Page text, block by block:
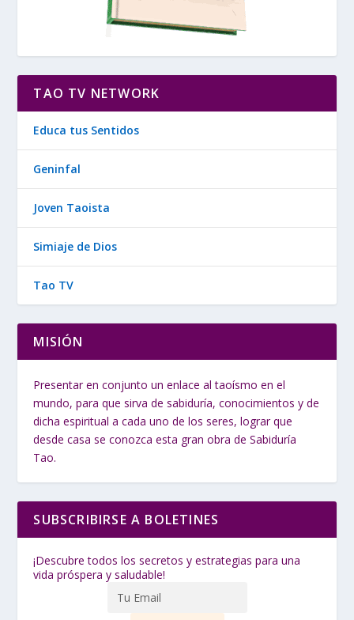
TAO TV NETWORK
Educa tus Sentidos
Geninfal
Joven Taoista
Simiaje de Dios
Tao TV
MISIÓN
Presentar en conjunto un enlace al taoísmo en el
mundo, para que sirva de sabiduría, conocimientos y de
dicha espiritual a cada uno de los seres, lograr que
desde casa se conozca esta gran obra de Sabiduría
Tao.
SUBSCRIBIRSE A BOLETINES
¡Descubre todos los secretos y estrategias para una
vida próspera y saludable!